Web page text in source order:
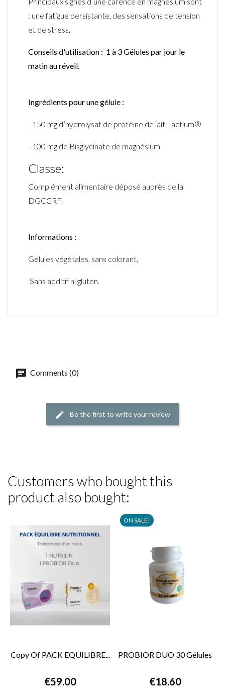
: une fatigue persistante, des sensations de tension
et de stress.
Conseils d'utilisation : 1 à 3 Gélules par jour le
matin au réveil.
Ingrédients pour une gélule :
- 150 mg d’hydrolysat de protéine de lait Lactium®
- 100 mg de Bisglycinate de magnésium
Classe:
Complément alimentaire déposé auprès de la
DGCCRF.
Informations :
Gélules végétales, sans colorant,
Sans additif ni gluten.
Comments (0)
Be the first to write your review
Customers who bought this
product also bought:
Copy Of PACK EQUILIBRE...
€59.00
PROBIOR DUO 30 Gélules
€18.60
ON SALE!